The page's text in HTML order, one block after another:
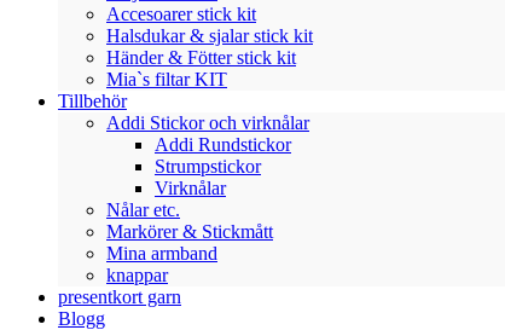
Accesoarer stick kit
Halsdukar & sjalar stick kit
Händer & Fötter stick kit
Mia`s filtar KIT
Tillbehör
Addi Stickor och virknålar
Addi Rundstickor
Strumpstickor
Virknålar
Nålar etc.
Markörer & Stickmått
Mina armband
knappar
presentkort garn
Blogg